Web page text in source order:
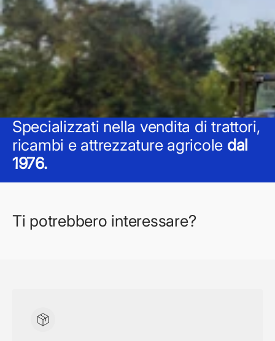
Specializzati nella vendita di trattori,
ricambi e attrezzature agricole dal
1976.
Ti potrebbero interessare?